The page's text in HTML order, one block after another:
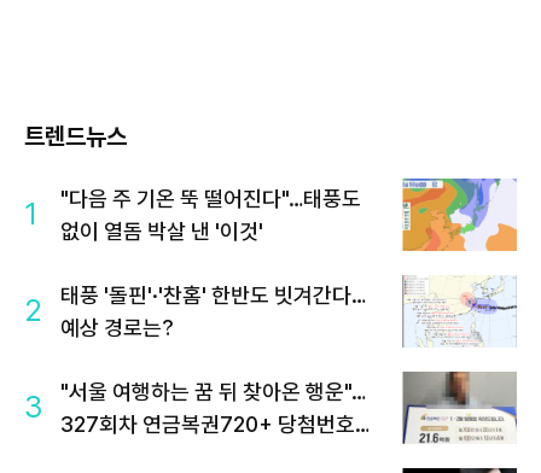
트렌드뉴스
1
"다음 주 기온 뚝 떨어진다"…태풍도
없이 열돔 박살 낸 '이것'
2
태풍 '돌핀'·'찬홈' 한반도 빗겨간다…
예상 경로는?
3
"서울 여행하는 꿈 뒤 찾아온 행운"…
327회차 연금복권720+ 당첨번호조